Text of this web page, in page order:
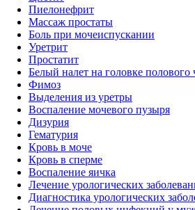
Пиелонефрит
Массаж простаты
Боль при мочеиспускании
Уретрит
Простатит
Белый налет на головке полового
Фимоз
Выделения из уретры
Воспаление мочевого пузыря
Дизурия
Гематурия
Кровь в моче
Кровь в сперме
Воспаление яичка
Лечение урологических
Диагностика урологических